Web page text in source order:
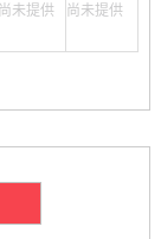
尚未提供 尚未提供